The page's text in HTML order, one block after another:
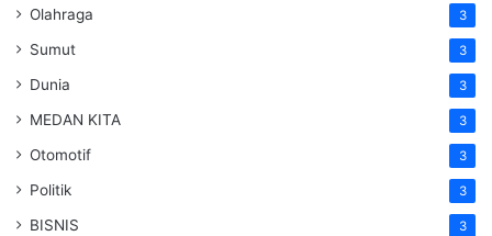
Olahraga 3
Sumut 3
Dunia 3
MEDAN KITA 3
Otomotif 3
Politik 3
BISNIS 3